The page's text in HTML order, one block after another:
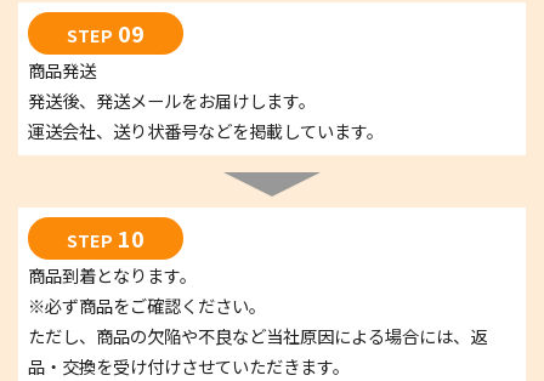
STEP 09
商品発送
発送後、発送メールをお届けします。
運送会社、送り状番号などを掲載しています。
STEP 10
商品到着となります。
※必ず商品をご確認ください。
ただし、商品の欠陥や不良など当社原因による場合には、返
品・交換を受け付けさせていただきます。